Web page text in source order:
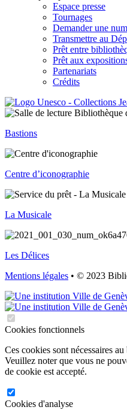
Espace presse
Tournages
Demander une
Transmettre au
Prêt entre
Prêt aux
Partenariats
Crédits
Bastions
Centre d’iconographie
La Musicale
Les Délices
Mentions légales • © 2023
Cookies fonctionnels
Ces cookies sont nécessaires
Veuillez noter que vous ne
de cookie est accepté.
Cookies d'analyse